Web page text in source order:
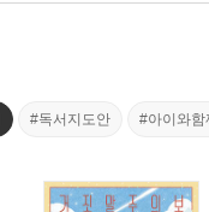
#독서지도안 #아이와함